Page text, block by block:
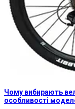
Чому вибирають
особливості